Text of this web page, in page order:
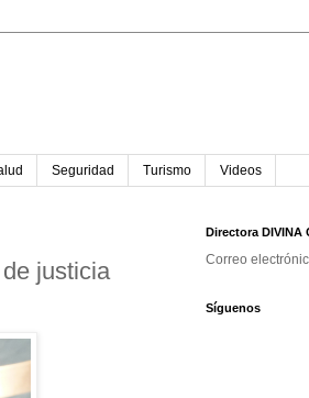
Seguridad Turismo Videos
justicia
Directora DIVINA
Correo
Síguenos